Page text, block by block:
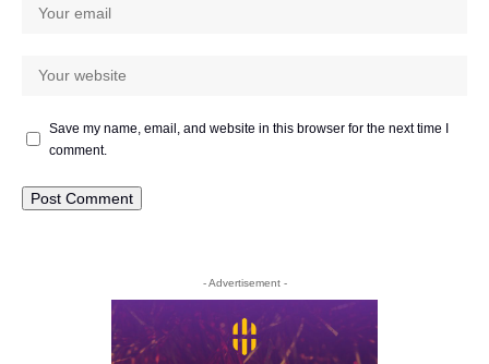
Save my name, email, and website in this browser for the next time I
comment.
- Advertisement -